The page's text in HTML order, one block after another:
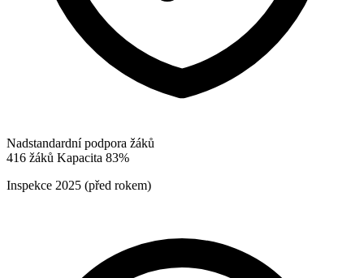
Nadstandardní podpora žáků
416 žáků Kapacita 83%
Inspekce 2025 (před rokem)